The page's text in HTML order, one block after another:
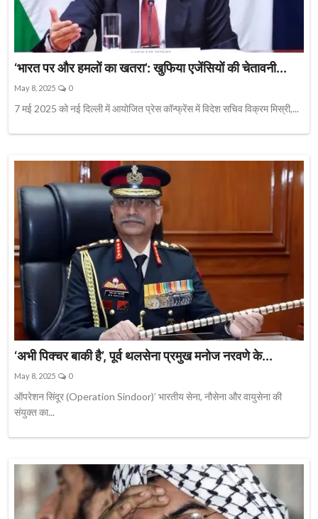
‘भारत पर और हमलों का खतरा’: खुफिया एजेंसियों की चेतावनी...
May 8, 2025 0
7 मई 2025 को नई दिल्ली में आयोजित प्रेस कॉन्फ्रेंस में विदेश सचिव विक्रम मिस्री,...
‘अभी पिक्चर बाकी है’, पूर्व थलसेना प्रमुख मनोज नरवणे के...
May 8, 2025 0
ऑपरेशन सिंदूर (Operation Sindoor)’ भारतीय सेना, नौसेना और वायुसेना की
संयुक्त का...